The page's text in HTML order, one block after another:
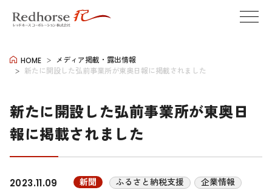
HOME
メディア掲載・露出情報
新たに開設した弘前事業所が東奥日報に掲載されました
新たに開設した弘前事業所が東奥日
報に掲載されました
2023.11.09 新聞 ふるさと納税支援 企業情報